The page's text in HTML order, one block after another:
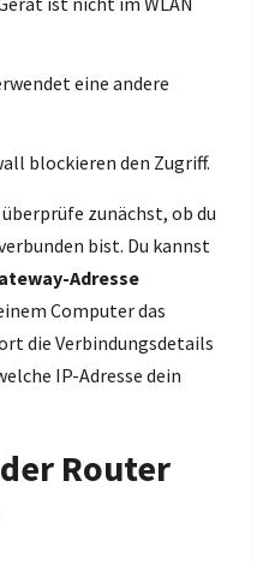
eine andere
blockieren den Zugriff.
zunächst, ob du
bist. Du kannst
Adresse
Computer das
die Verbindungsdetails
IP-Adresse dein
Router